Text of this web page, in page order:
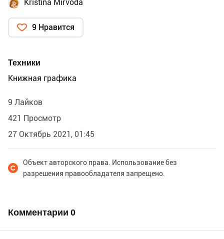
Kristina Mirvoda
9 Нравится
Техники
Книжная графика
9 Лайков
421 Просмотр
27 Октябрь 2021, 01:45
Объект авторского права. Использование без
разрешения правообладателя запрещено.
Комментарии 0